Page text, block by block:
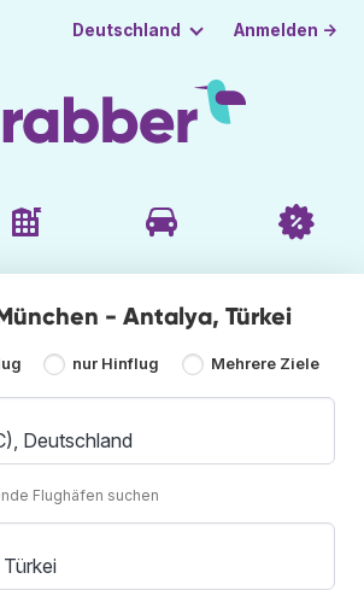
Deutschland Anmelden →
- Antalya, Türkei
nur Hinflug Mehrere Ziele
Flughäfen suchen